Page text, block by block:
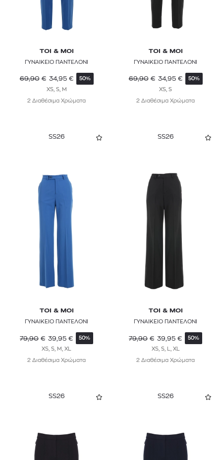
TOI & MOI
ΓΥΝΑΙΚΕΙΟ ΠΑΝΤΕΛΟΝΙ
69,90 € 34,95 € 50%
XS, S, M
2 Διαθέσιμα Χρώματα
TOI & MOI
ΓΥΝΑΙΚΕΙΟ ΠΑΝΤΕΛΟΝΙ
69,90 € 34,95 € 50%
XS, S
2 Διαθέσιμα Χρώματα
SS26
TOI & MOI
ΓΥΝΑΙΚΕΙΟ ΠΑΝΤΕΛΟΝΙ
79,90 € 39,95 € 50%
XS, S, M, XL
2 Διαθέσιμα Χρώματα
SS26
TOI & MOI
ΓΥΝΑΙΚΕΙΟ ΠΑΝΤΕΛΟΝΙ
79,90 € 39,95 € 50%
XS, S, L, XL
2 Διαθέσιμα Χρώματα
SS26 SS26